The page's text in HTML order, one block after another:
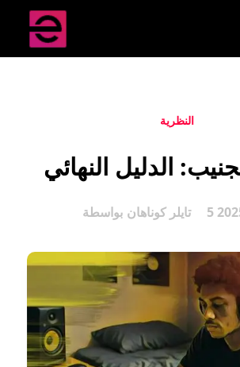
النظرية
الدليل النهائي
بواسطة تايلر كوناهان